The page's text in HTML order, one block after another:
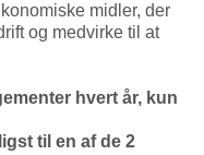
midler, der
og medvirke til at
hvert år, kun
til en af de 2